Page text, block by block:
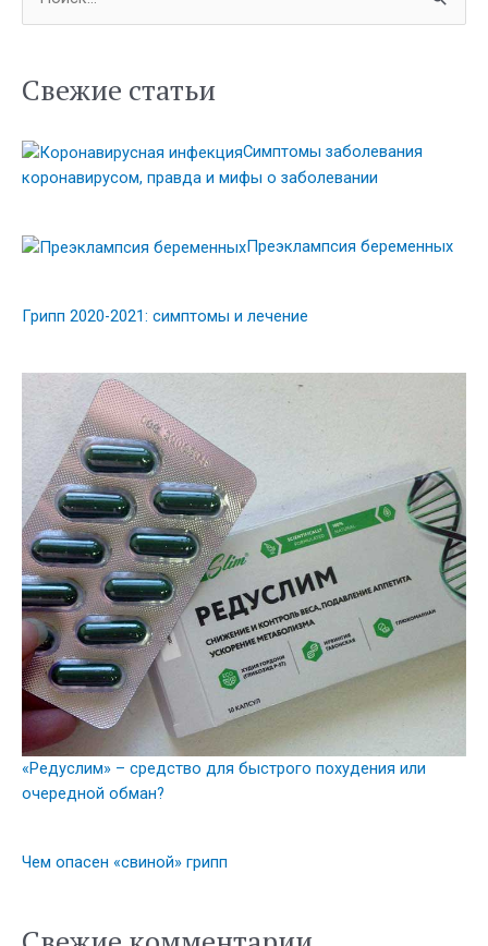
с
:
Свежие статьи
Симптомы заболевания
коронавирусом, правда и мифы о заболевании
Преэклампсия беременных
Грипп 2020-2021: симптомы и лечение
«Редуслим» – средство для быстрого похудения или
очередной обман?
Чем опасен «свиной» грипп